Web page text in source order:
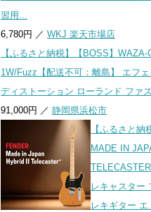
習用...
6,780円 ／ WKJ 楽天市場店
【ふるさと納税】【BOSS】
1W/Fuzz【配送不可：離島】 エフ
ディストーション ローランド ファ
91,000円 ／ 静岡県浜松市
【ふるさと納
MADE IN
レキャスター
レキギター エ...